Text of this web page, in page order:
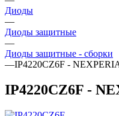
Диоды
—
Диоды защитные
—
Диоды защитные - сборки
—IP4220CZ6F -
IP4220CZ6F -